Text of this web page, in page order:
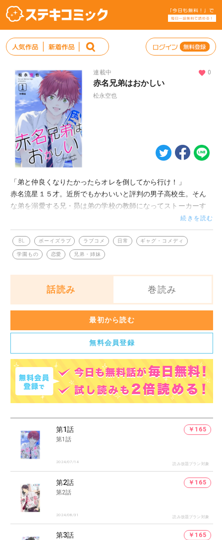
連載中 0
赤名兄弟はおかしい
松永空也
「弟と仲良くなりたかったらオレを倒してから行け！」
赤名流星１５才。近所でもかわいいと評判の男子高校生。そん
な弟を溺愛する兄・昴は弟の学校の教師になってストーカーす
る毎日。一方、兄の庇護を受けて天真爛漫に育った流星は、あ
る男子生徒に恋してしまう。弟にまだ恋愛は早すぎると思った
兄は、弟の恋を叩き潰すことを決意するが…！？前作「オレの弟
がかわいすぎる話をする。」からの続編、まともな恋愛ができ
続きを読む
BL ボーイズラブ ラブコメ 日常 ギャグ・コメディ
学園もの 恋愛 兄弟・姉妹
話読み 巻読み
最初から読む
無料会員登録
第1話
第1話
2024/07/14
￥165
読み放題プラン対象
第2話
第2話
2024/08/31
￥165
読み放題プラン対象
第3話 ￥165